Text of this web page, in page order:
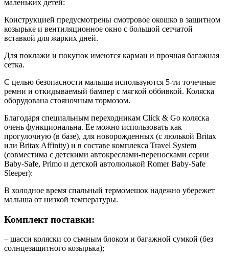
маленьких детей:
Конструкцией предусмотрены смотровое окошко в защитном
козырьке и вентиляционное окно с большой сетчатой
вставкой для жарких дней.
Для поклажи и покупок имеются карман и прочная багажная
сетка.
С целью безопасности малыша используются 5-ти точечные
ремни и откидываемый бампер с мягкой оббивкой. Коляска
оборудована стояночным тормозом.
Благодаря специальным переходникам Click & Go коляска
очень функциональна. Ее можно использовать как
прогулочную (в базе), для новорожденных (с люлькой Britax
или Britax Affinity) и в составе комплекса Travel System
(совместима с детскими автокреслами-переносками серии
Baby-Safe, Primo и детской автолюлькой Romer Baby-Safe
Sleeper):
В холодное время спальный термомешок надежно убережет
малыша от низкой температуры.
Комплект поставки:
– шасси коляски со съмным блоком и багажной сумкой (без
солнцезащитного козырька);